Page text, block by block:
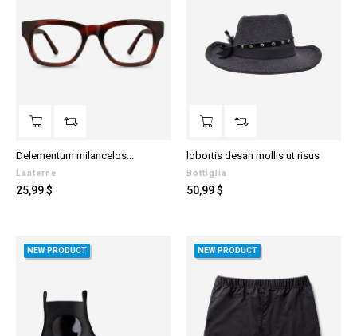
Delementum milancelos...
Lanterne
Prezzo
25,99 $
lobortis desan mollis ut risus
Bottiglia
Prezzo
50,99 $
NEW PRODUCT NEW PRODUCT